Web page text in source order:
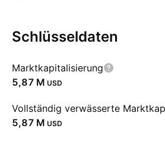
Schlüsseldaten
Marktkapitalisierung
‪5,87 M‬ USD
Vollständig verwässerte
‪5,87 M‬ USD